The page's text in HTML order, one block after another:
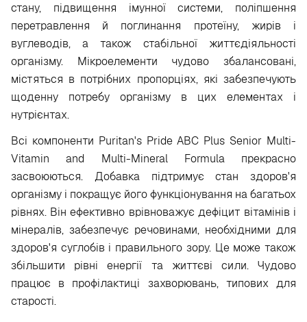
стану, підвищення імунної системи, поліпшення
перетравлення й поглинання протеїну, жирів і
вуглеводів, а також стабільної життєдіяльності
організму. Мікроелементи чудово збалансовані,
містяться в потрібних пропорціях, які забезпечують
щоденну потребу організму в цих елементах і
нутрієнтах.
Всі компоненти Puritan's Pride ABC Plus Senior Multi-
Vitamin and Multi-Mineral Formula прекрасно
засвоюються. Добавка підтримує стан здоров'я
організму і покращує його функціонування на багатьох
рівнях. Він ефективно врівноважує дефіцит вітамінів і
мінералів, забезпечує речовинами, необхідними для
здоров'я суглобів і правильного зору. Це може також
збільшити рівні енергії та життєві сили. Чудово
працює в профілактиці захворювань, типових для
старості.